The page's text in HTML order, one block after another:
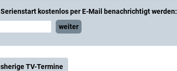
kostenlos per E-Mail benachrichtigt werden:
weiter
TV-Termine